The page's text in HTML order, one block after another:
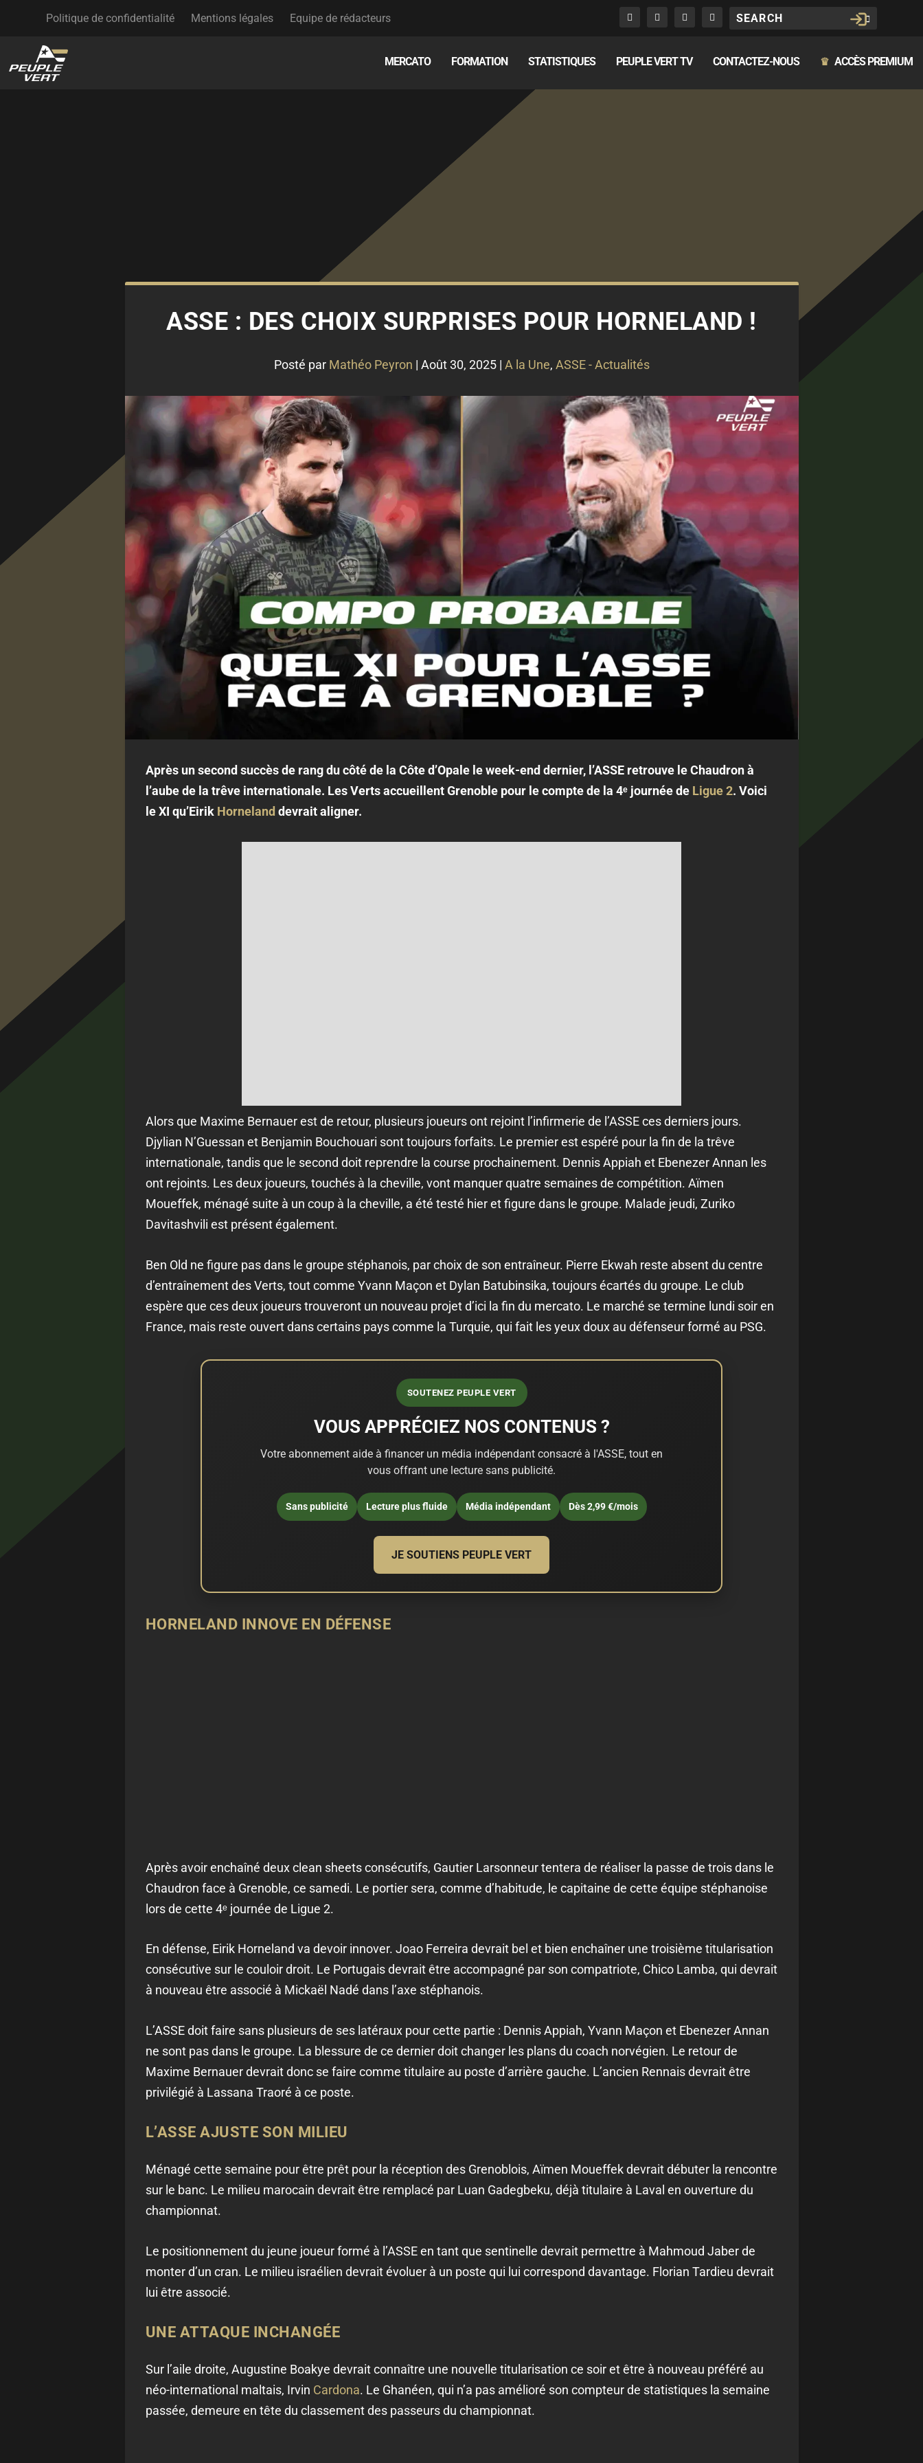
Politique de confidentialité Mentions légales Equipe de rédacteurs
MERCATO FORMATION STATISTIQUES PEUPLE VERT TV CONTACTEZ-NOUS ♛ ACCÈS PREMIUM
ASSE : DES CHOIX SURPRISES POUR HORNELAND !
Posté par Mathéo Peyron | Août 30, 2025| A la Une, ASSE - Actualités
Après un second succès de rang du côté de la Côte d’Opale le week-end dernier, l’ASSE retrouve le Chaudron à
l’aube de la trêve internationale. Les Verts accueillent Grenoble pour le compte de la 4ᵉ journée de Ligue 2. Voici
le XI qu’Eirik Horneland devrait aligner.
Alors que Maxime Bernauer est de retour, plusieurs joueurs ont rejoint l’infirmerie de l’ASSE ces derniers jours.
Djylian N’Guessan et Benjamin Bouchouari sont toujours forfaits. Le premier est espéré pour la fin de la trêve
internationale, tandis que le second doit reprendre la course prochainement. Dennis Appiah et Ebenezer Annan les
ont rejoints. Les deux joueurs, touchés à la cheville, vont manquer quatre semaines de compétition. Aïmen
Moueffek, ménagé suite à un coup à la cheville, a été testé hier et figure dans le groupe. Malade jeudi, Zuriko
Davitashvili est présent également.
Ben Old ne figure pas dans le groupe stéphanois, par choix de son entraîneur. Pierre Ekwah reste absent du centre
d’entraînement des Verts, tout comme Yvann Maçon et Dylan Batubinsika, toujours écartés du groupe. Le club
espère que ces deux joueurs trouveront un nouveau projet d’ici la fin du mercato. Le marché se termine lundi soir en
France, mais reste ouvert dans certains pays comme la Turquie, qui fait les yeux doux au défenseur formé au PSG.
SOUTENEZ PEUPLE VERT
VOUS APPRÉCIEZ NOS CONTENUS ?
Votre abonnement aide à financer un média indépendant consacré à l'ASSE, tout en
vous offrant une lecture sans publicité.
Sans publicité Lecture plus fluide Média indépendant Dès 2,99 €/mois
JE SOUTIENS PEUPLE VERT
HORNELAND INNOVE EN DÉFENSE
Après avoir enchaîné deux clean sheets consécutifs, Gautier Larsonneur tentera de réaliser la passe de trois dans le
Chaudron face à Grenoble, ce samedi. Le portier sera, comme d’habitude, le capitaine de cette équipe stéphanoise
lors de cette 4ᵉ journée de Ligue 2.
En défense, Eirik Horneland va devoir innover. Joao Ferreira devrait bel et bien enchaîner une troisième titularisation
consécutive sur le couloir droit. Le Portugais devrait être accompagné par son compatriote, Chico Lamba, qui devrait
à nouveau être associé à Mickaël Nadé dans l’axe stéphanois.
L’ASSE doit faire sans plusieurs de ses latéraux pour cette partie : Dennis Appiah, Yvann Maçon et Ebenezer Annan
ne sont pas dans le groupe. La blessure de ce dernier doit changer les plans du coach norvégien. Le retour de
Maxime Bernauer devrait donc se faire comme titulaire au poste d’arrière gauche. L’ancien Rennais devrait être
privilégié à Lassana Traoré à ce poste.
L’ASSE AJUSTE SON MILIEU
Ménagé cette semaine pour être prêt pour la réception des Grenoblois, Aïmen Moueffek devrait débuter la rencontre
sur le banc. Le milieu marocain devrait être remplacé par Luan Gadegbeku, déjà titulaire à Laval en ouverture du
championnat.
Le positionnement du jeune joueur formé à l’ASSE en tant que sentinelle devrait permettre à Mahmoud Jaber de
monter d’un cran. Le milieu israélien devrait évoluer à un poste qui lui correspond davantage. Florian Tardieu devrait
lui être associé.
UNE ATTAQUE INCHANGÉE
Sur l’aile droite, Augustine Boakye devrait connaître une nouvelle titularisation ce soir et être à nouveau préféré au
néo-international maltais, Irvin Cardona. Le Ghanéen, qui n’a pas amélioré son compteur de statistiques la semaine
passée, demeure en tête du classement des passeurs du championnat.